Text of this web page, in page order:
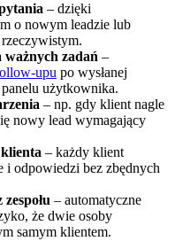
– dzięki
o nowym leadzie lub
zadań –
upu po wysłanej
użytkownika.
– np. gdy klient nagle
nowy lead wymagający
– każdy klient
i odpowiedzi bez zbędnych
– automatyczne
że dwie osoby
samym klientem.